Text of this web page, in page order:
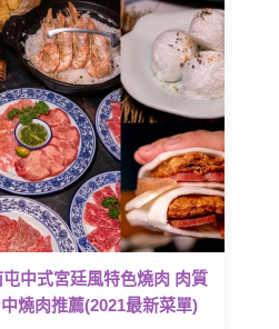
中式宮廷風特色燒肉 肉質
燒肉推薦(2021最新菜單)